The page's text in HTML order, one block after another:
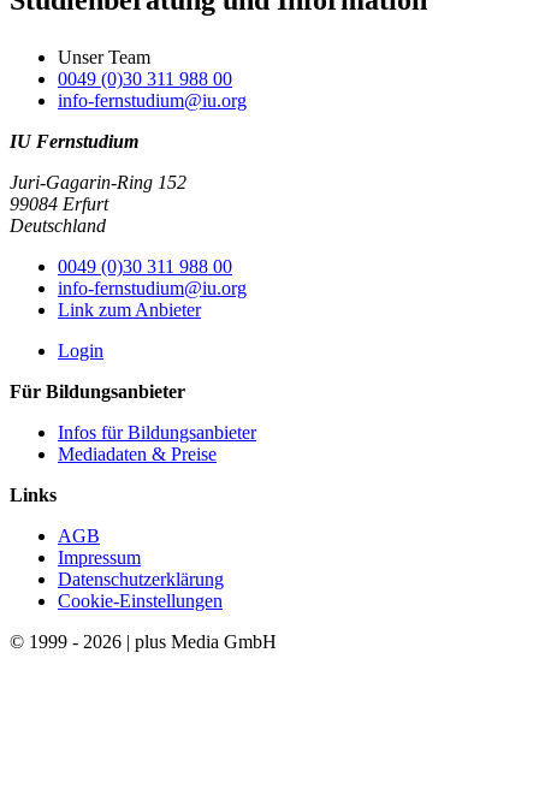
Unser Team
0049 (0)30 311 988 00
info-fernstudium@iu.org
IU Fernstudium
Juri-Gagarin-Ring 152
99084 Erfurt
Deutschland
0049 (0)30 311 988 00
info-fernstudium@iu.org
Link zum Anbieter
Login
Für Bildungsanbieter
Infos für Bildungsanbieter
Mediadaten & Preise
Links
AGB
Impressum
Datenschutzerklärung
Cookie-Einstellungen
© 1999 - 2026 | plus Media GmbH